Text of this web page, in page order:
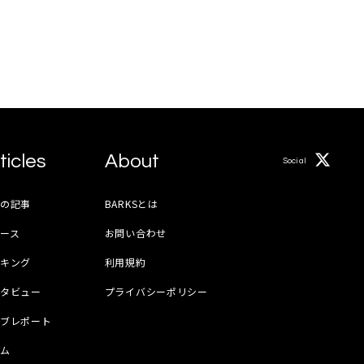
記事
ス
ング
ビュー
レポート
About
BARKSとは
お問い合わせ
利用規約
プライバシーポリシー
Social